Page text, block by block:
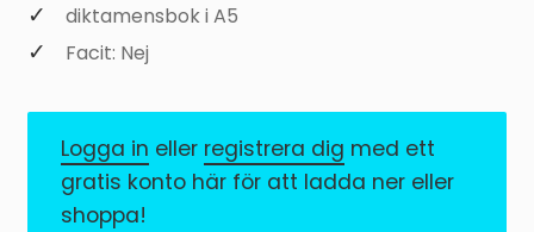
diktamensbok i A5
Facit: Nej
Logga in eller registrera dig med ett
gratis konto här för att ladda ner eller
shoppa!